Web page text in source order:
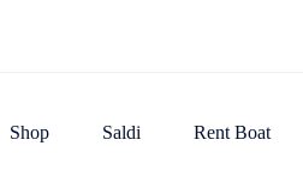
Shop Saldi Rent Boat